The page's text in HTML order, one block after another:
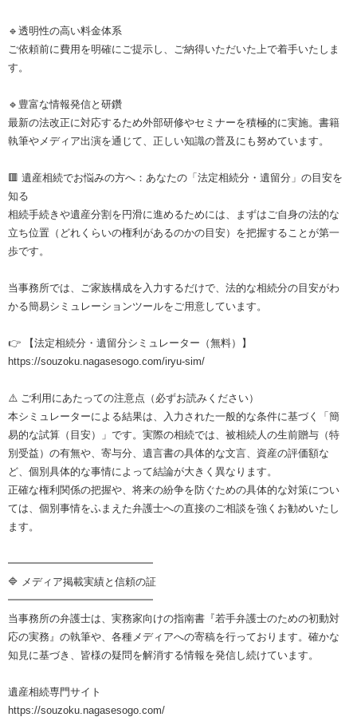
🔹透明性の高い料金体系
ご依頼前に費用を明確にご提示し、ご納得いただいた上で着手いたしま
す。
🔹豊富な情報発信と研鑽
最新の法改正に対応するため外部研修やセミナーを積極的に実施。書籍
執筆やメディア出演を通じて、正しい知識の普及にも努めています。
🟥 遺産相続でお悩みの方へ：あなたの「法定相続分・遺留分」の目安を
知る
相続手続きや遺産分割を円滑に進めるためには、まずはご自身の法的な
立ち位置（どれくらいの権利があるのかの目安）を把握することが第一
歩です。
当事務所では、ご家族構成を入力するだけで、法的な相続分の目安がわ
かる簡易シミュレーションツールをご用意しています。
👉 【法定相続分・遺留分シミュレーター（無料）】
https://souzoku.nagasesogo.com/iryu-sim/
⚠️ ご利用にあたっての注意点（必ずお読みください）
本シミュレーターによる結果は、入力された一般的な条件に基づく「簡
易的な試算（目安）」です。実際の相続では、被相続人の生前贈与（特
別受益）の有無や、寄与分、遺言書の具体的な文言、資産の評価額な
ど、個別具体的な事情によって結論が大きく異なります。
正確な権利関係の把握や、将来の紛争を防ぐための具体的な対策につい
ては、個別事情をふまえた弁護士への直接のご相談を強くお勧めいたし
ます。
━━━━━━━━━━━━━━
🔷 メディア掲載実績と信頼の証
━━━━━━━━━━━━━━
当事務所の弁護士は、実務家向けの指南書『若手弁護士のための初動対
応の実務』の執筆や、各種メディアへの寄稿を行っております。確かな
知見に基づき、皆様の疑問を解消する情報を発信し続けています。
遺産相続専門サイト
https://souzoku.nagasesogo.com/